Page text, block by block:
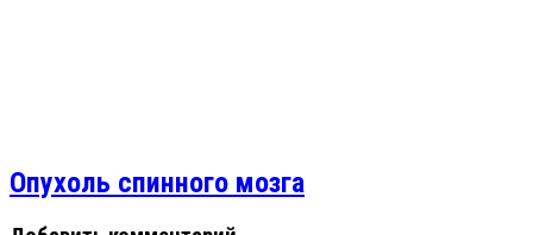
Опухоль спинного мозга